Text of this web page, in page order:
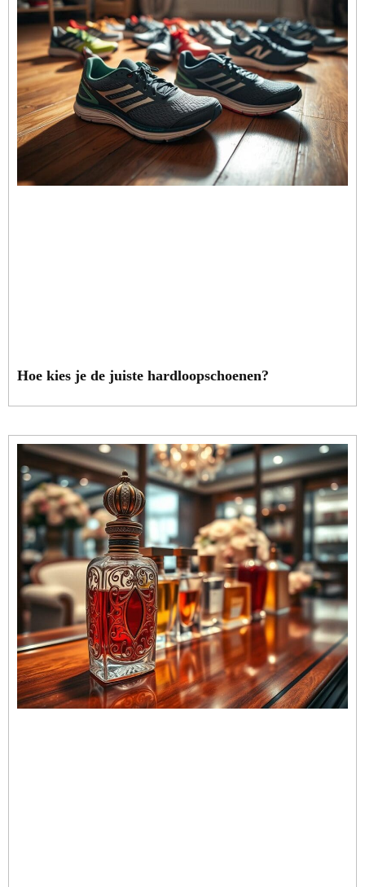
Hoe kies je de juiste hardloopschoenen?